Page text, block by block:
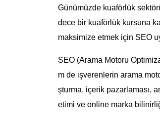
Günümüzde kuaförlük
dece bir kuaförlük kursuna
maksimize etmek için SEO
SEO (Arama Motoru
m de işverenlerin arama
şturma, içerik pazarlaması,
etimi ve online marka